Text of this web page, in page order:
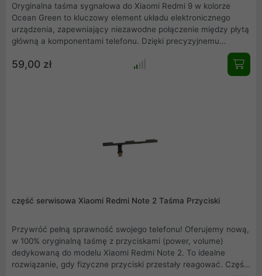
Oryginalna taśma sygnałowa do Xiaomi Redmi 9 w kolorze
Ocean Green to kluczowy element układu elektronicznego
urządzenia, zapewniający niezawodne połączenie między płytą
główną a komponentami telefonu. Dzięki precyzyjnemu
wykonaniu i najwyższej jakości materiałom, taśma gwarantuje
stabilność sygnału i doskonałe działanie Twojego smartfona.
59,00 zł
część serwisowa Xiaomi Redmi Note 2 Taśma Przyciski
Przywróć pełną sprawność swojego telefonu! Oferujemy nową,
w 100% oryginalną taśmę z przyciskami (power, volume)
dedykowaną do modelu Xiaomi Redmi Note 2. To idealne
rozwiązanie, gdy fizyczne przyciski przestały reagować. Część